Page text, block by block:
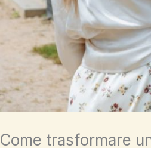
Come trasformare